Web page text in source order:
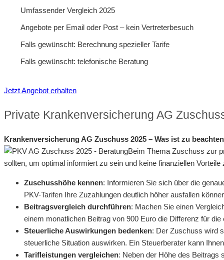
Umfassender Vergleich 2025
Angebote per Email oder Post – kein Vertreterbesuch
Falls gewünscht: Berechnung spezieller Tarife
Falls gewünscht: telefonische Beratung
Jetzt Angebot erhalten
Private Krankenversicherung AG
Krankenversicherung AG Zuschuss 2025 – Was ist zu
Beim Thema Zuschuss zur
sollten, um optimal informiert zu sein und keine finanziellen
Zuschusshöhe kennen: Informieren Sie sich über die
PKV-Tarifen Ihre Zuzahlungen deutlich höher ausfallen
Beitragsvergleich durchführen: Machen Sie einen
einem monatlichen Beitrag von 900 Euro die Differenz für
Steuerliche Auswirkungen bedenken: Der Zuschuss wird
steuerliche Situation auswirken. Ein Steuerberater kann
Tarifleistungen vergleichen: Neben der Höhe des Beitrags